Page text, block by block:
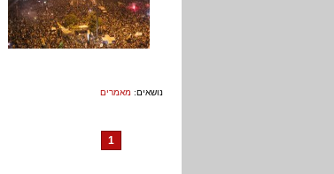
נושאים: מאמרים
1